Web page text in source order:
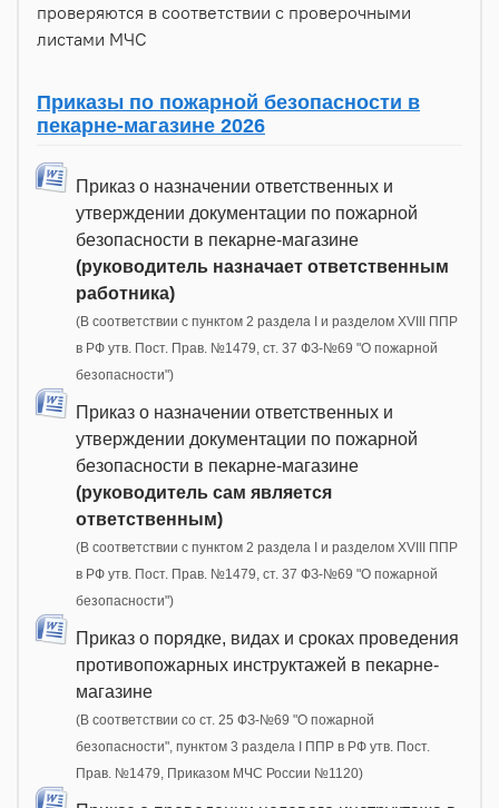
проверяются в соответствии с проверочными
листами МЧС
Приказы по пожарной безопасности в
пекарне-магазине 2026
Приказ о назначении ответственных и
утверждении документации по пожарной
безопасности в пекарне-магазине
(руководитель назначает ответственным
работника)
(В соответствии с пунктом 2 раздела I и разделом XVIII ППР
в РФ утв. Пост. Прав. №1479, ст. 37 ФЗ-№69 "О пожарной
безопасности")
Приказ о назначении ответственных и
утверждении документации по пожарной
безопасности в пекарне-магазине
(руководитель сам является
ответственным)
(В соответствии с пунктом 2 раздела I и разделом XVIII ППР
в РФ утв. Пост. Прав. №1479, ст. 37 ФЗ-№69 "О пожарной
безопасности")
Приказ о порядке, видах и сроках проведения
противопожарных инструктажей в пекарне-
магазине
(В соответствии со ст. 25 ФЗ-№69 "О пожарной
безопасности", пунктом 3 раздела I ППР в РФ утв. Пост.
Прав. №1479, Приказом МЧС России №1120)